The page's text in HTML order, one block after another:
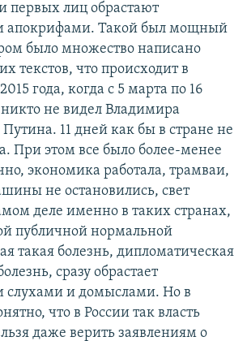
первых лиц обрастают
апокрифами. Такой был мощный
было множество написано
текстов, что происходит в
года, когда с 5 марта по 16
никто не видел Владимира
11 дней как бы в стране не
При этом все было более-менее
экономика работала, трамваи,
не остановились, свет
деле именно в таких странах,
публичной нормальной
такая болезнь, дипломатическая
сразу обрастает
слухами и домыслами. Но в
что в России так власть
даже верить заявлениям о